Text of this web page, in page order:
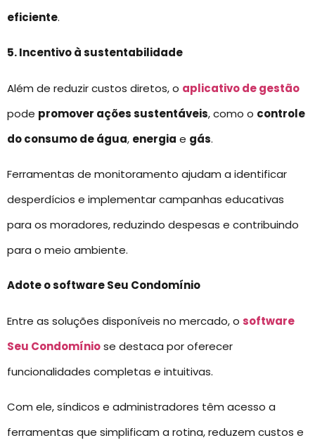
eficiente.
5. Incentivo à sustentabilidade
Além de reduzir custos diretos, o aplicativo de gestão
pode promover ações sustentáveis, como o controle
do consumo de água, energia e gás.
Ferramentas de monitoramento ajudam a identificar
desperdícios e implementar campanhas educativas
para os moradores, reduzindo despesas e contribuindo
para o meio ambiente.
Adote o software Seu Condomínio
Entre as soluções disponíveis no mercado, o software
Seu Condomíniose destaca por oferecer
funcionalidades completas e intuitivas.
Com ele, síndicos e administradores têm acesso a
ferramentas que simplificam a rotina, reduzem custos e